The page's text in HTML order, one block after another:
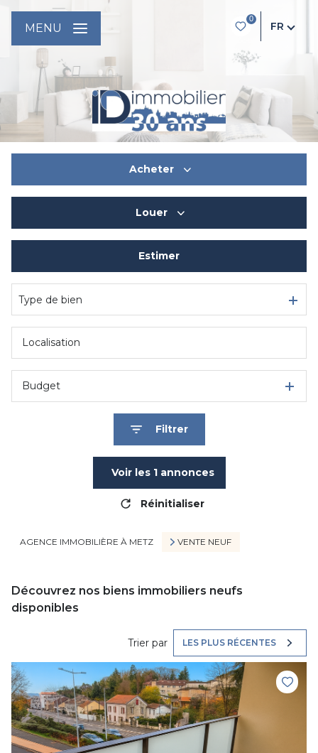
0
FR
MENU
Acheter
Du neuf
Louer
De l'immo pro
Estimer
Type de bien
Budget
Filtrer
Voir les 1annonces
Réinitialiser
AGENCE IMMOBILIÈRE À METZ VENTE NEUF
Découvrez nos biens immobiliers neufs
disponibles
Trier par LES PLUS RÉCENTES